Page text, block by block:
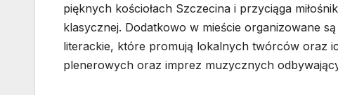
pięknych kościołach Szczecina i przyciąga
klasycznej. Dodatkowo w mieście organizowane
literackie, które promują lokalnych twórców oraz
plenerowych oraz imprez muzycznych